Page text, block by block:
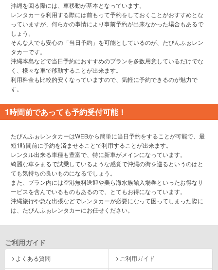
沖縄を回る際には、車移動が基本となっています。
レンタカーを利用する際には前もって予約をしておくことがおすすめとな
っていますが、何らかの事情により事前予約が出来なかった場合もあるで
しょう。
そんな人でも安心の「当日予約」を可能としているのが、たびんふぉレン
タカーです。
沖縄本島などで当日予約におすすめのプランを多数用意しているだけでな
く、様々な車で移動することが出来ます。
利用料金も比較的安くなっていますので、気軽に予約できるのが魅力で
す。
1時間前であっても予約受付可能！
たびんふぉレンタカーはWEBから簡単に当日予約をすることが可能で、最
短1時間前に予約を済ませることで利用することが出来ます。
レンタル出来る車種も豊富で、特に新車がメインになっています。
綺麗な車をまるで試乗しているような感覚で沖縄の街を巡るというのはと
ても気持ちの良いものになるでしょう。
また、プラン内には空港無料送迎や美ら海水族館入場券といったお得なサ
ービスを含んでいるものもあるので、とてもお得になっています。
沖縄旅行や急な出張などでレンタカーが必要になって困ってしまった際に
は、たびんふぉレンタカーにお任せください。
ご利用ガイド
よくある質問 ご利用ガイド